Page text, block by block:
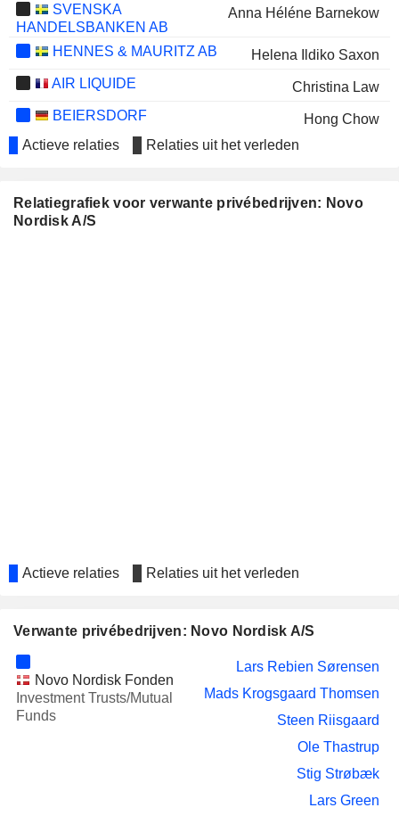
SVENSKA
HANDELSBANKEN AB
Anna Héléne Barnekow
HENNES & MAURITZ AB
Helena Ildiko Saxon
AIR LIQUIDE
Christina Law
BEIERSDORF
Hong Chow
DEMANT A/S
Niels Jacobsen
CARLSBERG A/S
Henrik Poulsen
ALK-ABELLÓ A/S
Anders Hedegaard
OREXO AB
Robin Evers
Tove Møller Eriksen
SCIBASE HOLDING AB (PUBL)
Jesper Høiland
Kirsten Drejer
Camilla Sylvest
Adam Sinding Steensberg
Actieve relaties Relaties uit het verleden
Relatiegrafiek voor verwante privébedrijven: Novo
Nordisk A/S
Actieve relaties Relaties uit het verleden
Verwante privébedrijven: Novo Nordisk A/S
Novo Nordisk Fonden
Investment Trusts/Mutual
Funds
Lars Rebien Sørensen
Mads Krogsgaard Thomsen
Steen Riisgaard
Ole Thastrup
Stig Strøbæk
Lars Green